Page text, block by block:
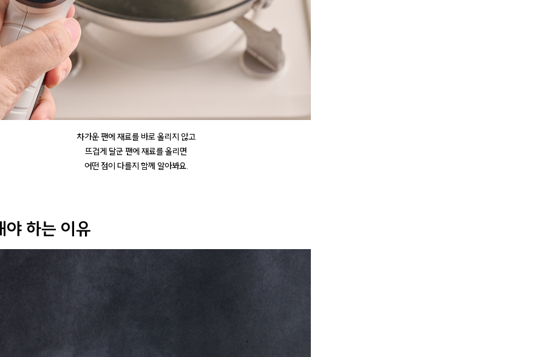
차가운 팬에 재료를 바로 올리지 않고
뜨겁게 달군 팬에 재료를 올리면
어떤 점이 다를지 함께 알아봐요.
야 하는 이유